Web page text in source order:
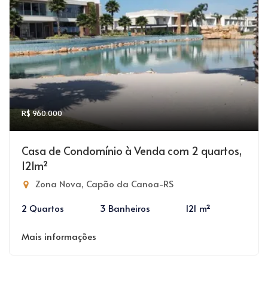
R$ 960.000
Casa de Condomínio à Venda com 2 quartos,
121m²
Zona Nova, Capão da Canoa-RS
2 Quartos
3 Banheiros 121 m²
Mais informações